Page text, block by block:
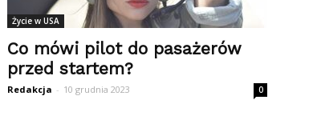
Życie w USA
Co mówi pilot do pasażerów
przed startem?
Redakcja - 10 grudnia 2023 0